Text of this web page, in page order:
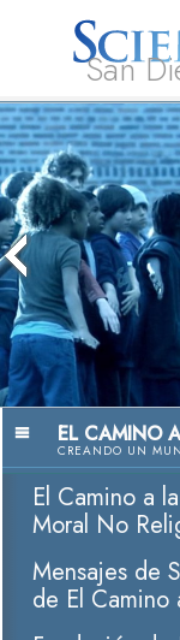
San
Acerca de
Nosotros
L. Ronald
Hubbard
EL CAMINO
CREANDO UN
El Camino a
Moral No
Mensajes de
de El Camino